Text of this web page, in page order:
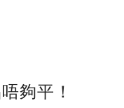
夠平！